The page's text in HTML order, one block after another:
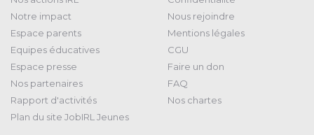
Notre impact
Espace parents
Equipes éducatives
Espace presse
Nos partenaires
Rapport d'activités
Plan du site JobIRL Jeunes
Nous rejoindre
Mentions légales
CGU
Faire un don
FAQ
Nos chartes